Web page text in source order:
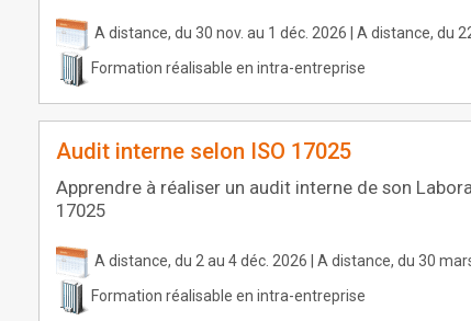
A distance, du 30 nov. au 1 déc. 2026 | A distance, du
Formation réalisable en intra-entreprise
Audit interne selon ISO 17025
Apprendre à réaliser un audit interne de son
17025
A distance, du 2 au 4 déc. 2026 | A distance, du 30
Formation réalisable en intra-entreprise